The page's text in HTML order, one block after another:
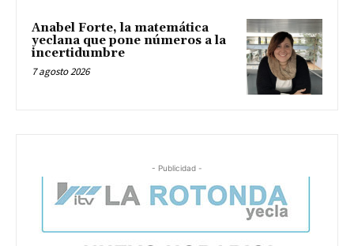
Anabel Forte, la matemática
yeclana que pone números a la
incertidumbre
7 agosto 2026
- Publicidad -